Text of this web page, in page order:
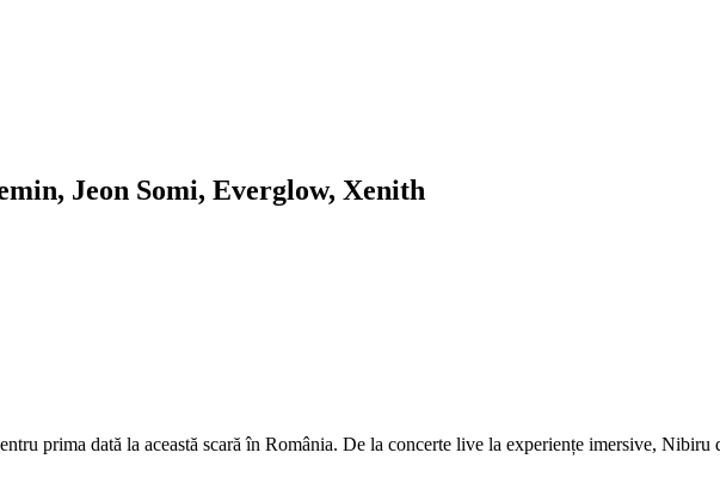
Jeon Somi, Everglow, Xenith
prima dată la această scară în România. De la concerte live la experiențe imersive,